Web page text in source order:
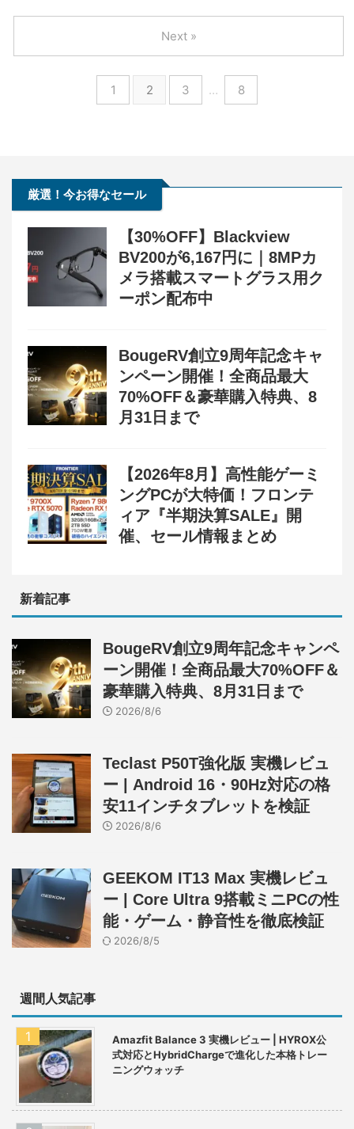
1 2 3 … 8
Next »
厳選！今お得なセール
【30%OFF】Blackview
BV200が6,167円に｜8MPカ
メラ搭載スマートグラス用ク
ーポン配布中
BougeRV創立9周年記念キャ
ンペーン開催！全商品最大
70%OFF＆豪華購入特典、8
月31日まで
【2026年8月】高性能ゲーミ
ングPCが大特価！フロンテ
ィア『半期決算SALE』開
催、セール情報まとめ
新着記事
BougeRV創立9周年記念キャンペ
ーン開催！全商品最大70%OFF＆
豪華購入特典、8月31日まで
2026/8/6
Teclast P50T強化版 実機レビュ
ー | Android 16・90Hz対応の格
安11インチタブレットを検証
2026/8/6
GEEKOM IT13 Max 実機レビュ
ー | Core Ultra 9搭載ミニPCの性
能・ゲーム・静音性を徹底検証
2026/8/5
週間人気記事
Amazfit Balance 3 実機レビュー | HYROX公
式対応とHybridChargeで進化した本格トレー
ニングウォッチ